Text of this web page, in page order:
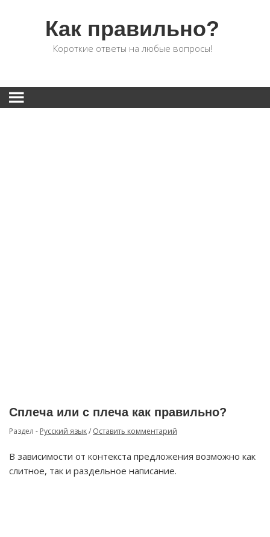
Как правильно?
Короткие ответы на любые вопросы!
Сплеча или с плеча как правильно?
Раздел - Русский язык/ Оставить комментарий
В зависимости от контекста предложения возможно как
слитное, так и раздельное написание.